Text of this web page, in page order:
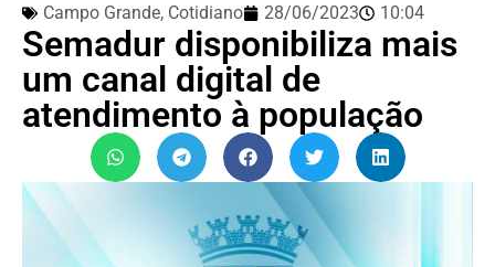
Campo Grande, Cotidiano 28/06/2023 10:04
Semadur disponibiliza mais
um canal digital de
atendimento à população